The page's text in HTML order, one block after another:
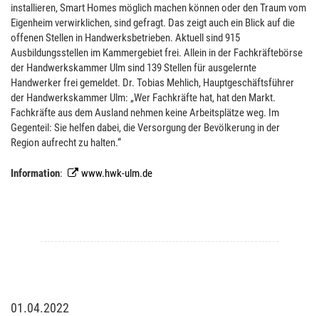
installieren, Smart Homes möglich machen können oder den Traum vom
Eigenheim verwirklichen, sind gefragt. Das zeigt auch ein Blick auf die
offenen Stellen in Handwerksbetrieben. Aktuell sind 915
Ausbildungsstellen im Kammergebiet frei. Allein in der Fachkräftebörse
der Handwerkskammer Ulm sind 139 Stellen für ausgelernte
Handwerker frei gemeldet. Dr. Tobias Mehlich, Hauptgeschäftsführer
der Handwerkskammer Ulm: „Wer Fachkräfte hat, hat den Markt.
Fachkräfte aus dem Ausland nehmen keine Arbeitsplätze weg. Im
Gegenteil: Sie helfen dabei, die Versorgung der Bevölkerung in der
Region aufrecht zu halten.“
Information: www.hwk-ulm.de
01.04.2022